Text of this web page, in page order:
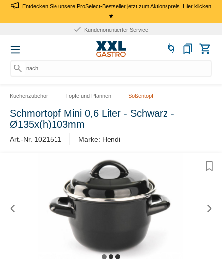
Entdecken Sie unsere ProSelect-Bestseller jetzt zum Aktionspreis.Hier klicken
*
Kundenorientierter Service
nach Pr
Küchenzubehör Töpfe und Pfannen Soßentopf
Schmortopf Mini 0,6 Liter - Schwarz -
Ø135x(h)103mm
Art.-Nr. 1021511 Marke: Hendi